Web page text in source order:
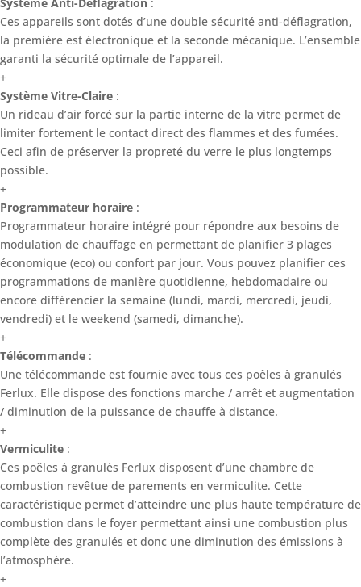
Ces appareils sont dotés d’une double sécurité anti-déflagration,
la première est électronique et la seconde mécanique. L’ensemble
garanti la sécurité optimale de l’appareil.
+
Système Vitre-Claire :
Un rideau d’air forcé sur la partie interne de la vitre permet de
limiter fortement le contact direct des flammes et des fumées.
Ceci afin de préserver la propreté du verre le plus longtemps
possible.
+
Programmateur horaire :
Programmateur horaire intégré pour répondre aux besoins de
modulation de chauffage en permettant de planifier 3 plages
économique (eco) ou confort par jour. Vous pouvez planifier ces
programmations de manière quotidienne, hebdomadaire ou
encore différencier la semaine (lundi, mardi, mercredi, jeudi,
vendredi) et le weekend (samedi, dimanche).
+
Télécommande :
Une télécommande est fournie avec tous ces poêles à granulés
Ferlux. Elle dispose des fonctions marche / arrêt et augmentation
/ diminution de la puissance de chauffe à distance.
+
Vermiculite :
Ces poêles à granulés Ferlux disposent d’une chambre de
combustion revêtue de parements en vermiculite. Cette
caractéristique permet d’atteindre une plus haute température de
combustion dans le foyer permettant ainsi une combustion plus
complète des granulés et donc une diminution des émissions à
l’atmosphère.
+